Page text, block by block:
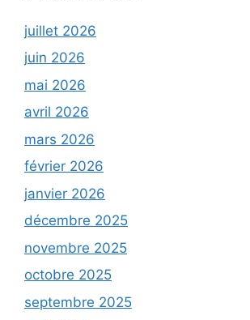
juillet 2026
juin 2026
mai 2026
avril 2026
mars 2026
février 2026
janvier 2026
décembre 2025
novembre 2025
octobre 2025
septembre 2025